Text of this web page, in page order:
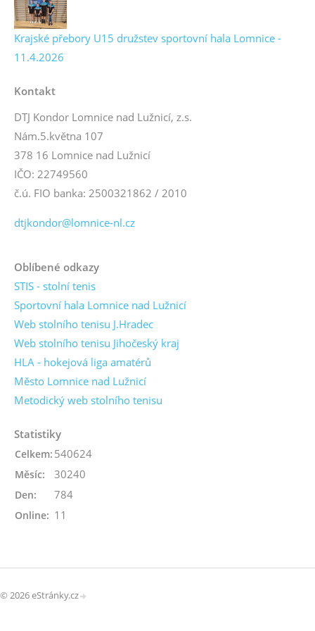
Krajské přebory U15 družstev sportovní hala Lomnice -
11.4.2026
Kontakt
DTJ Kondor Lomnice nad Lužnicí, z.s.
Nám.5.května 107
378 16 Lomnice nad Lužnicí
IČO: 22749560
č.ú. FIO banka: 2500321862 / 2010
dtjkondor@lomnice-nl.cz
Oblíbené odkazy
STIS - stolní tenis
Sportovní hala Lomnice nad Lužnicí
Web stolního tenisu J.Hradec
Web stolního tenisu Jihočeský kraj
HLA - hokejová liga amatérů
Město Lomnice nad Lužnicí
Metodický web stolního tenisu
Statistiky
Online: 11
Celkem: 540624
Měsíc: 30240
Den: 784
© 2026 eStránky.cz